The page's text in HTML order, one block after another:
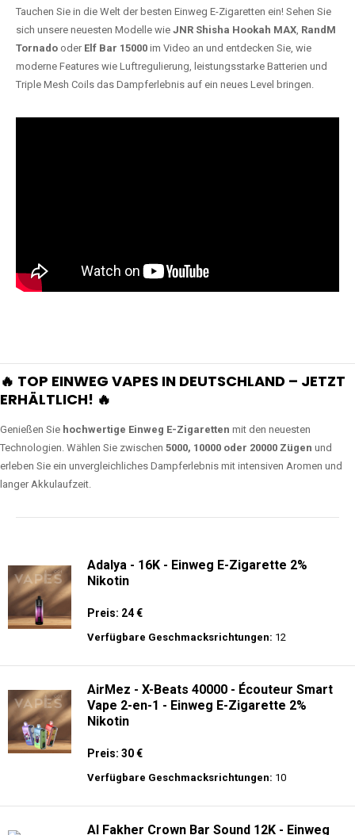
Tauchen Sie in die Welt der besten Einweg E-Zigaretten ein! Sehen Sie
sich unsere neuesten Modelle wie JNR Shisha Hookah MAX, RandM
Tornado oder Elf Bar 15000 im Video an und entdecken Sie, wie
moderne Features wie Luftregulierung, leistungsstarke Batterien und
Triple Mesh Coils das Dampferlebnis auf ein neues Level bringen.
🔥 TOP EINWEG VAPES IN DEUTSCHLAND – JETZT
ERHÄLTLICH! 🔥
Genießen Sie hochwertige Einweg E-Zigaretten mit den neuesten
Technologien. Wählen Sie zwischen 5000, 10000 oder 20000 Zügen und
erleben Sie ein unvergleichliches Dampferlebnis mit intensiven Aromen und
langer Akkulaufzeit.
Adalya - 16K - Einweg E-Zigarette 2%
Nikotin
Preis: 24 €
Verfügbare Geschmacksrichtungen: 12
AirMez - X-Beats 40000 - Écouteur Smart
Vape 2-en-1 - Einweg E-Zigarette 2%
Nikotin
Preis: 30 €
Verfügbare Geschmacksrichtungen: 10
Al Fakher Crown Bar Sound 12K - Einweg